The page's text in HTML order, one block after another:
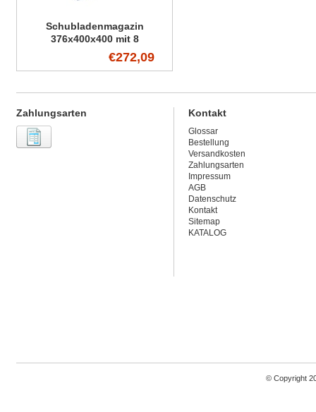
Schubladenmagazin
376x400x400 mit 8
Regalkästen€272,09
Zahlungsarten Kontakt
Glossar
Bestellung
Versandkosten
Zahlungsarten
Impressum
AGB
Datenschutz
Kontakt
Sitemap
KATALOG
© Copyright